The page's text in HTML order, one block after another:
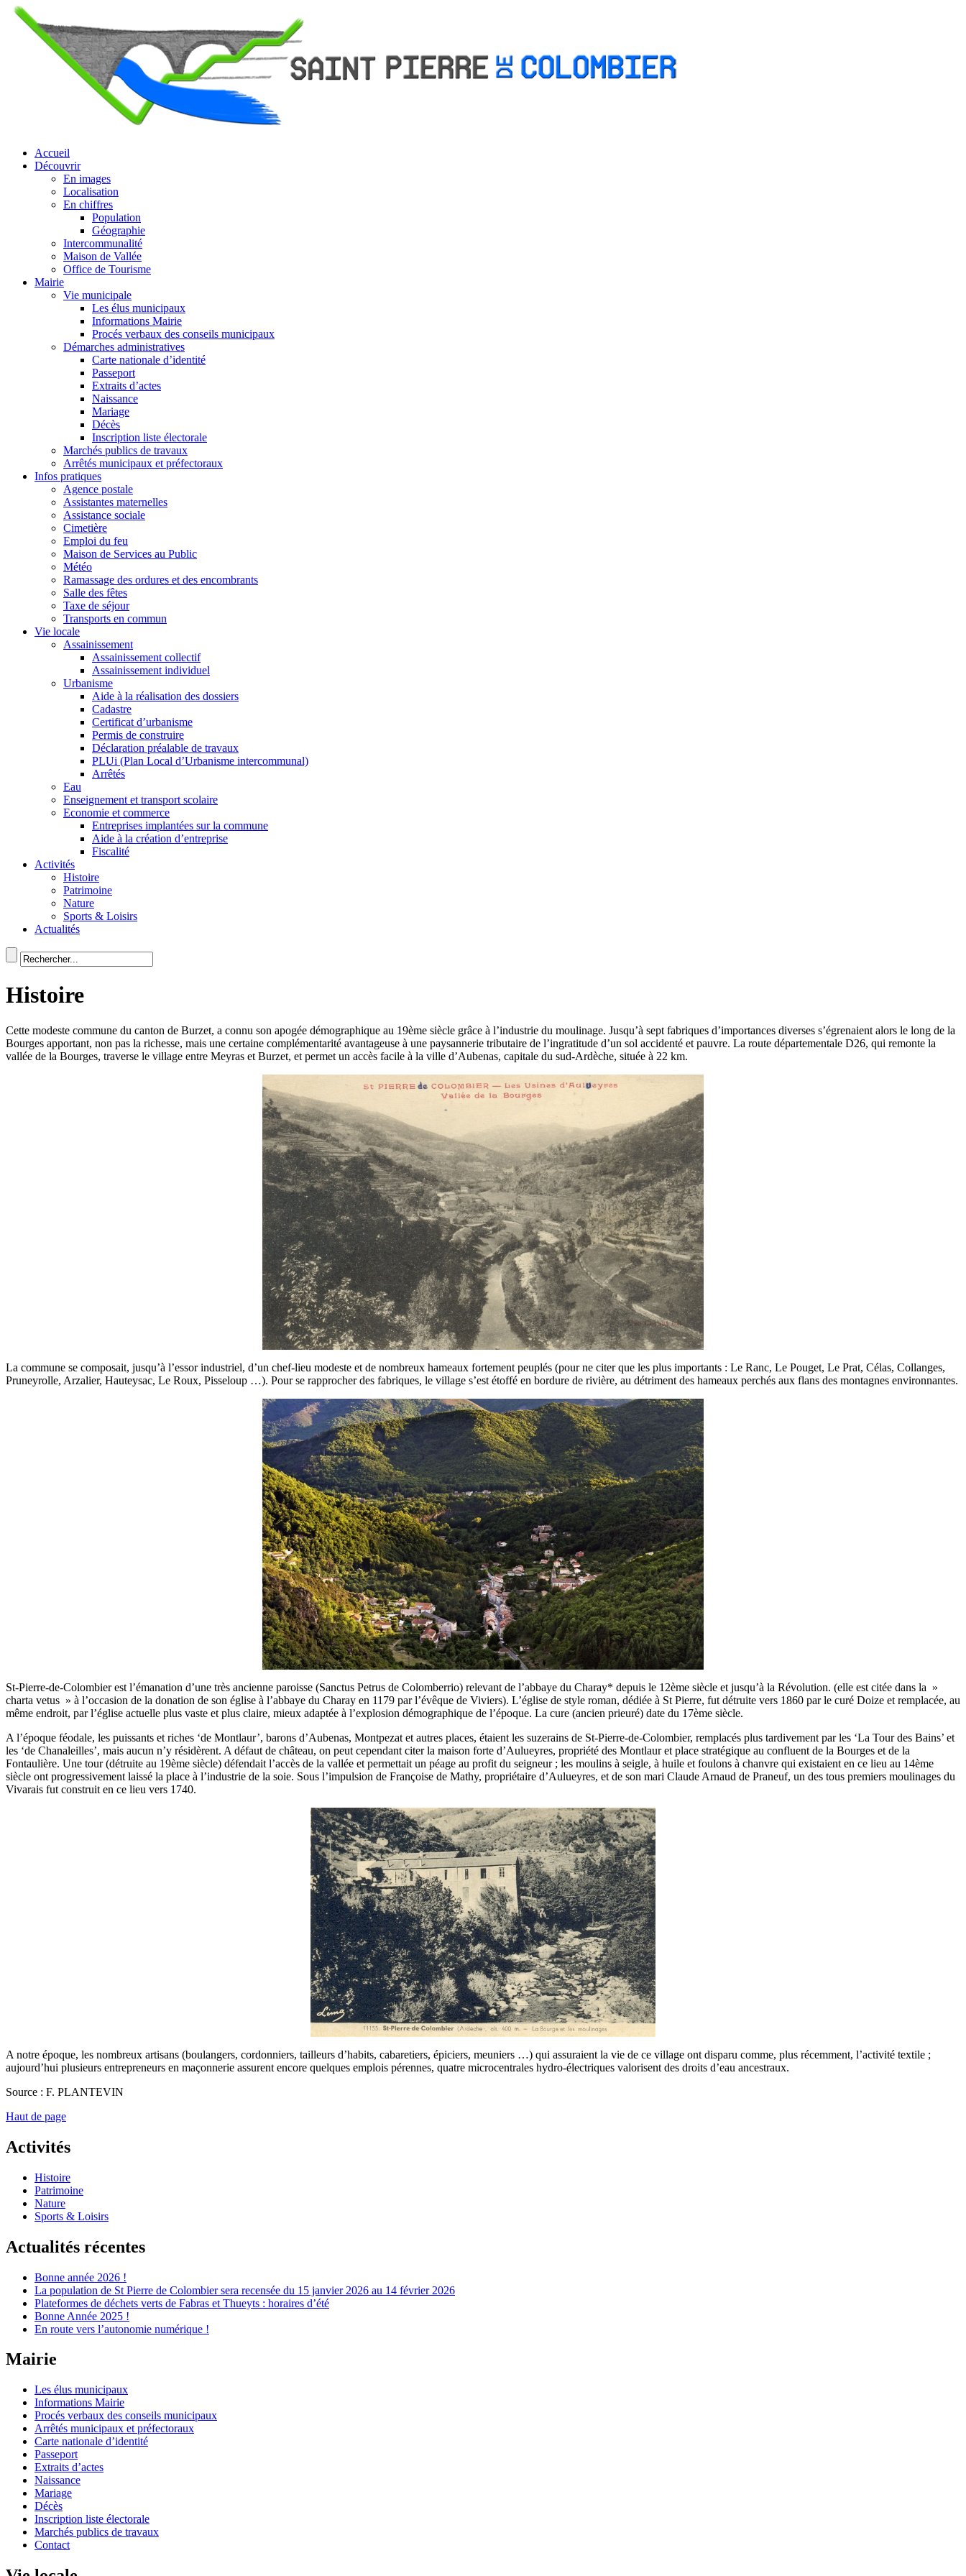
Accueil
Découvrir
En images
Localisation
En chiffres
Population
Géographie
Intercommunalité
Maison de Vallée
Office de Tourisme
Mairie
Vie municipale
Les élus municipaux
Informations Mairie
Procés verbaux des conseils municipaux
Démarches administratives
Carte nationale d’identité
Passeport
Extraits d’actes
Naissance
Mariage
Décès
Inscription liste électorale
Marchés publics de travaux
Arrêtés municipaux et préfectoraux
Infos pratiques
Agence postale
Assistantes maternelles
Assistance sociale
Cimetière
Emploi du feu
Maison de Services au Public
Météo
Ramassage des ordures et des encombrants
Salle des fêtes
Taxe de séjour
Transports en commun
Vie locale
Assainissement
Assainissement collectif
Assainissement individuel
Urbanisme
Aide à la réalisation des dossiers
Cadastre
Certificat d’urbanisme
Permis de construire
Déclaration préalable de travaux
PLUi (Plan Local d’Urbanisme intercommunal)
Arrêtés
Eau
Enseignement et transport scolaire
Economie et commerce
Entreprises implantées sur la commune
Aide à la création d’entreprise
Fiscalité
Activités
Histoire
Patrimoine
Nature
Sports & Loisirs
Actualités
Histoire
Cette modeste commune du canton de Burzet, a connu son apogée démographique au 19ème siècle grâce à l’industrie du moulinage. Jusqu’à sept fabriques d’importances diverses s’égrenaient alors le long de la
Bourges apportant, non pas la richesse, mais une certaine complémentarité avantageuse à une paysannerie tributaire de l’ingratitude d’un sol accidenté et pauvre. La route départementale D26, qui remonte la
vallée de la Bourges, traverse le village entre Meyras et Burzet, et permet un accès facile à la ville d’Aubenas, capitale du sud-Ardèche, située à 22 km.
La commune se composait, jusqu’à l’essor industriel, d’un chef-lieu modeste et de nombreux hameaux fortement peuplés (pour ne citer que les plus importants : Le Ranc, Le Pouget, Le Prat, Célas, Collanges,
Pruneyrolle, Arzalier, Hauteysac, Le Roux, Pisseloup …). Pour se rapprocher des fabriques, le village s’est étoffé en bordure de rivière, au détriment des hameaux perchés aux flans des montagnes environnantes.
St-Pierre-de-Colombier est l’émanation d’une très ancienne paroisse (Sanctus Petrus de Colomberrio) relevant de l’abbaye du Charay* depuis le 12ème siècle et jusqu’à la Révolution. (elle est citée dans la »
charta vetus » à l’occasion de la donation de son église à l’abbaye du Charay en 1179 par l’évêque de Viviers). L’église de style roman, dédiée à St Pierre, fut détruite vers 1860 par le curé Doize et remplacée, au
même endroit, par l’église actuelle plus vaste et plus claire, mieux adaptée à l’explosion démographique de l’époque. La cure (ancien prieuré) date du 17ème siècle.
A l’époque féodale, les puissants et riches ‘de Montlaur’, barons d’Aubenas, Montpezat et autres places, étaient les suzerains de St-Pierre-de-Colombier, remplacés plus tardivement par les ‘La Tour des Bains’ et
les ‘de Chanaleilles’, mais aucun n’y résidèrent. A défaut de château, on peut cependant citer la maison forte d’Aulueyres, propriété des Montlaur et place stratégique au confluent de la Bourges et de la
Fontaulière. Une tour (détruite au 19ème siècle) défendait l’accès de la vallée et permettait un péage au profit du seigneur ; les moulins à seigle, à huile et foulons à chanvre qui existaient en ce lieu au 14ème
siècle ont progressivement laissé la place à l’industrie de la soie. Sous l’impulsion de Françoise de Mathy, propriétaire d’Aulueyres, et de son mari Claude Arnaud de Praneuf, un des tous premiers moulinages du
Vivarais fut construit en ce lieu vers 1740.
A notre époque, les nombreux artisans (boulangers, cordonniers, tailleurs d’habits, cabaretiers, épiciers, meuniers …) qui assuraient la vie de ce village ont disparu comme, plus récemment, l’activité textile ;
aujourd’hui plusieurs entrepreneurs en maçonnerie assurent encore quelques emplois pérennes, quatre microcentrales hydro-électriques valorisent des droits d’eau ancestraux.
Source : F. PLANTEVIN
Haut de page
Activités
Histoire
Patrimoine
Nature
Sports & Loisirs
Actualités récentes
Bonne année 2026 !
La population de St Pierre de Colombier sera recensée du 15 janvier 2026 au 14 février 2026
Plateformes de déchets verts de Fabras et Thueyts : horaires d’été
Bonne Année 2025 !
En route vers l’autonomie numérique !
Mairie
Les élus municipaux
Informations Mairie
Procés verbaux des conseils municipaux
Arrêtés municipaux et préfectoraux
Carte nationale d’identité
Passeport
Extraits d’actes
Naissance
Mariage
Décès
Inscription liste électorale
Marchés publics de travaux
Contact